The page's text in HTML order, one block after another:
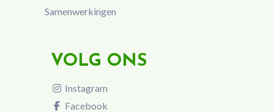
Samenwerkingen
VOLG ONS
Instagram
Facebook